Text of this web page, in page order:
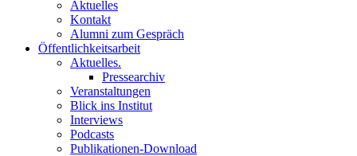
Aktuelles
Kontakt
Alumni zum Gespräch
Öffentlichkeitsarbeit
Aktuelles.
Pressearchiv
Veranstaltungen
Blick ins Institut
Interviews
Podcasts
Publikationen-Download